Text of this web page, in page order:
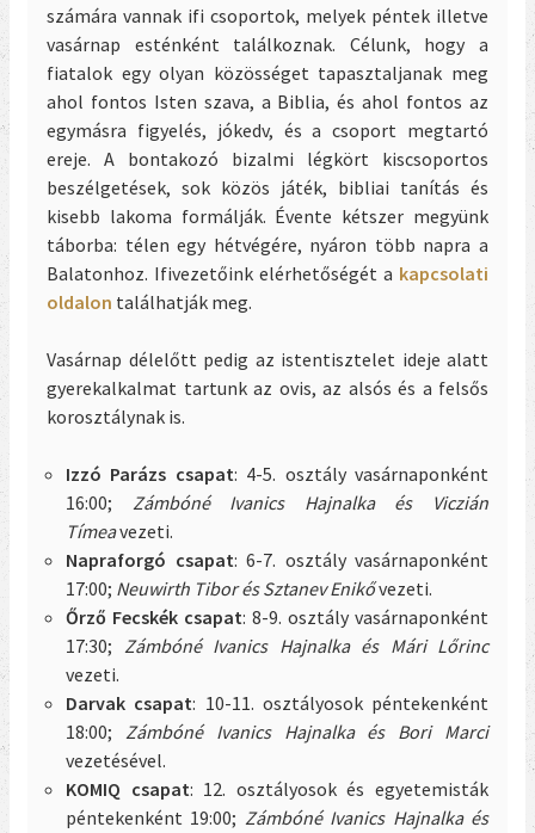
számára vannak ifi csoportok, melyek péntek illetve
vasárnap esténként találkoznak. Célunk, hogy a
fiatalok egy olyan közösséget tapasztaljanak meg
ahol fontos Isten szava, a Biblia, és ahol fontos az
egymásra figyelés, jókedv, és a csoport megtartó
ereje. A bontakozó bizalmi légkört kiscsoportos
beszélgetések, sok közös játék, bibliai tanítás és
kisebb lakoma formálják. Évente kétszer megyünk
táborba: télen egy hétvégére, nyáron több napra a
Balatonhoz. Ifivezetőink elérhetőségét a kapcsolati
oldalon találhatják meg.
Vasárnap délelőtt pedig az istentisztelet ideje alatt
gyerekalkalmat tartunk az ovis, az alsós és a felsős
korosztálynak is.
Izzó Parázs csapat: 4-5. osztály vasárnaponként
16:00; Zámbóné Ivanics Hajnalka és Viczián
Tímeavezeti.
Napraforgó csapat: 6-7. osztály vasárnaponként
17:00; Neuwirth Tibor és Sztanev Enikővezeti.
Őrző Fecskék csapat: 8-9. osztály vasárnaponként
17:30; Zámbóné Ivanics Hajnalka és Mári Lőrinc
vezeti.
Darvak csapat: 10-11. osztályosok péntekenként
18:00; Zámbóné Ivanics Hajnalka és Bori Marci
vezetésével.
KOMIQ csapat: 12. osztályosok és egyetemisták
péntekenként 19:00; Zámbóné Ivanics Hajnalka és